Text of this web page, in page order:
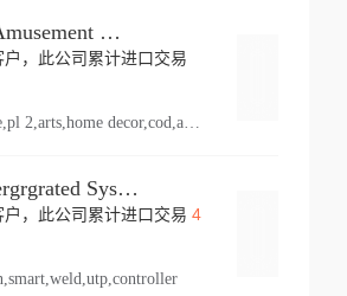
Knoebels Amusement Resort
，此公司累计进口交易
vehicle,pl 2,arts,home decor,cod,amusement ride,sea
Duetto Intergrgrated Systems Inc.
，此公司累计进口交易 4